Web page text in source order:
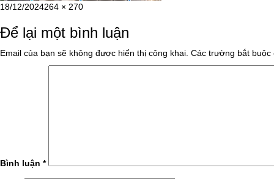
Đăng
ngày
18/12/2024Kích
đầy
264 × 270
Để lại một bình luận
Email của bạn sẽ không được hiển thị công khai. Các trường bắt buộc
Bình luận *